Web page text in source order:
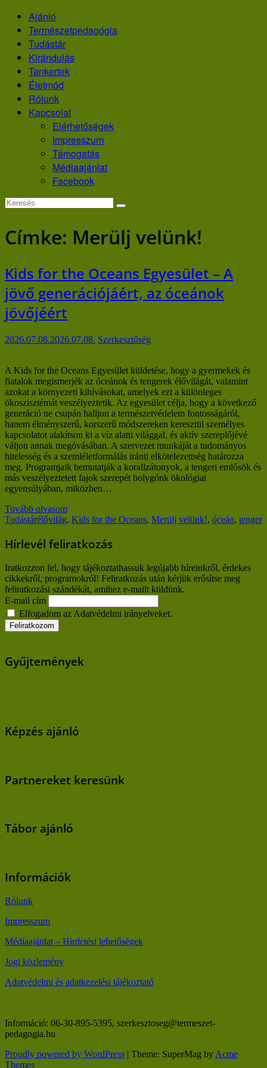
Skip
content
Ajánló
Természetpedagógia
Tudástár
Kirándulás
Tankertek
Életmód
Rólunk
Kapcsolat
Elérhetőségek
Impresszum
Támogatás
Médiaajánlat
Facebook
Címke: Merülj velünk!
Kids for the Oceans Egyesület – A
jövő generációjáért, az óceánok
jövőjéért
2026.07.08.2026.07.08. Szerkesztőség
A Kids for the Oceans Egyesület küldetése, hogy a gyermekek és
fiatalok megismerjék az óceánok és tengerek élővilágát, valamint
azokat a környezeti kihívásokat, amelyek ezt a különleges
ökoszisztémát veszélyeztetik. Az egyesület célja, hogy a következő
generáció ne csupán halljon a természetvédelem fontosságáról,
hanem élményszerű, korszerű módszereken keresztül személyes
kapcsolatot alakítson ki a víz alatti világgal, és aktív szereplőjévé
váljon annak megóvásában. A szervezet munkáját a tudományos
hitelesség és a szemléletformálás iránti elkötelezettség határozza
meg. Programjaik bemutatják a korallzátonyok, a tengeri emlősök és
más veszélyeztetett fajok szerepét bolygónk ökológiai
egyensúlyában, miközben…
Tovább olvasom
Tudástárélővilág, Kids for the Oceans, Merülj velünk!, óceán, tenger
Hírlevél feliratkozás
Iratkozzon fel, hogy tájékoztathassuk legújabb híreinkről, érdekes
cikkekről, programokról! Feliratkozás után kérjük erősítse meg
feliratkozási szándékát, amihez e-mailt küldünk.
E-mail cím
Elfogadom az Adatvédelmi irányelveket.
Gyűjtemények
Képzés ajánló
Partnereket keresünk
Tábor ajánló
Információk
Rólunk
Impresszum
Médiaajánlat – Hirdetési lehetőségek
Jogi közlemény
Adatvédelmi és adatkezelési tájékoztató
Információ: 06-30-895-5395, szerkesztoseg@termeszet-
pedagogia.hu
Proudly powered by WordPress | Theme: SuperMag byAcme
Themes